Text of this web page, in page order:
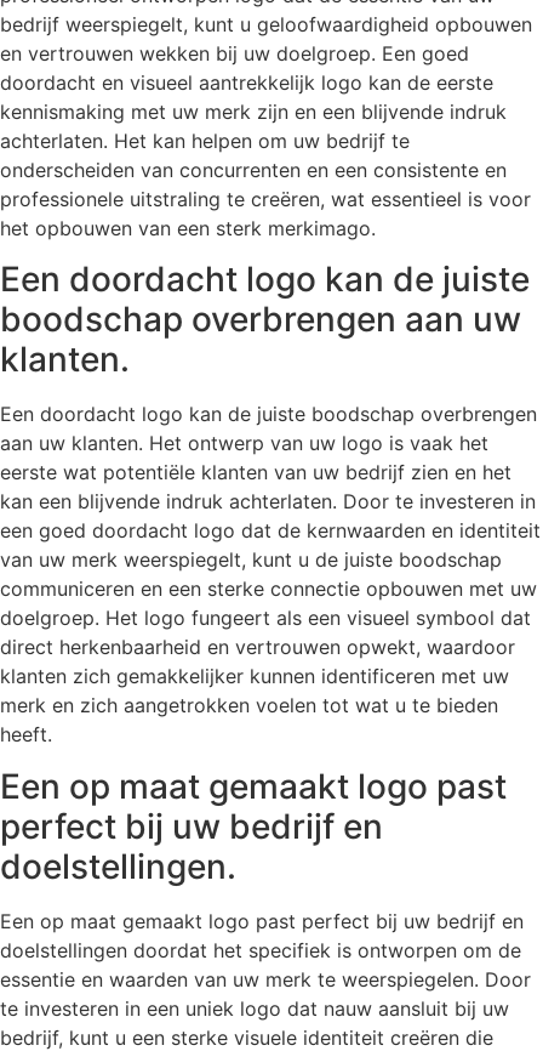
bedrijf weerspiegelt, kunt u geloofwaardigheid opbouwen
en vertrouwen wekken bij uw doelgroep. Een goed
doordacht en visueel aantrekkelijk logo kan de eerste
kennismaking met uw merk zijn en een blijvende indruk
achterlaten. Het kan helpen om uw bedrijf te
onderscheiden van concurrenten en een consistente en
professionele uitstraling te creëren, wat essentieel is voor
het opbouwen van een sterk merkimago.
Een doordacht logo kan de juiste
boodschap overbrengen aan uw
klanten.
Een doordacht logo kan de juiste boodschap overbrengen
aan uw klanten. Het ontwerp van uw logo is vaak het
eerste wat potentiële klanten van uw bedrijf zien en het
kan een blijvende indruk achterlaten. Door te investeren in
een goed doordacht logo dat de kernwaarden en identiteit
van uw merk weerspiegelt, kunt u de juiste boodschap
communiceren en een sterke connectie opbouwen met uw
doelgroep. Het logo fungeert als een visueel symbool dat
direct herkenbaarheid en vertrouwen opwekt, waardoor
klanten zich gemakkelijker kunnen identificeren met uw
merk en zich aangetrokken voelen tot wat u te bieden
heeft.
Een op maat gemaakt logo past
perfect bij uw bedrijf en
doelstellingen.
Een op maat gemaakt logo past perfect bij uw bedrijf en
doelstellingen doordat het specifiek is ontworpen om de
essentie en waarden van uw merk te weerspiegelen. Door
te investeren in een uniek logo dat nauw aansluit bij uw
bedrijf, kunt u een sterke visuele identiteit creëren die